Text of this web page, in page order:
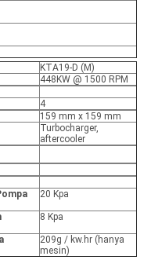
KTA19-D (M)
448KW @ 1500 RPM
4
159 mm x 159 mm
Turbocharger,
aftercooler
20 Kpa
8 Kpa
209g / kw.hr (hanya
mesin)